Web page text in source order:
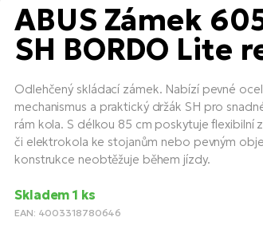
ABUS Zámek
SH BORDO Lite
Odlehčený skládací zámek. Nabízí pevné
mechanismus a praktický držák SH pro
rám kola. S délkou 85 cm poskytuje flexibilní
či elektrokola ke stojanům nebo pevným
konstrukce neobtěžuje během jízdy.
Skladem 1 ks
EAN: 4003318780646